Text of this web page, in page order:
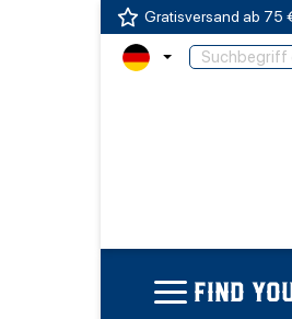
Gratisversand ab 75
FIND